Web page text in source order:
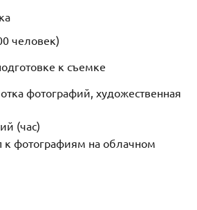
человек)
к съемке
фотографий, художественная
(час)
к фотографиям на облачном